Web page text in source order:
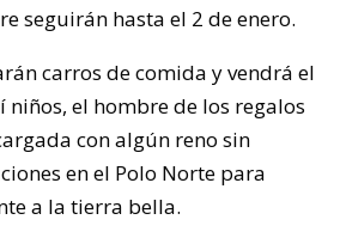
seguirán hasta el 2 de enero.
carros de comida y vendrá el
niños, el hombre de los regalos
con algún reno sin
en el Polo Norte para
a la tierra bella.